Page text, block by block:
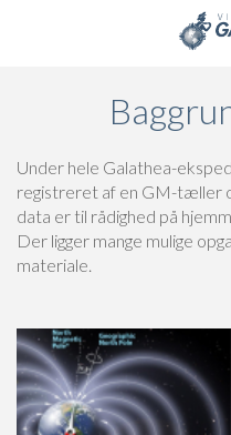
Under hele Galathea-
registreret af en GM-tæller
data er til rådighed på
Der ligger mange mulige
materiale.